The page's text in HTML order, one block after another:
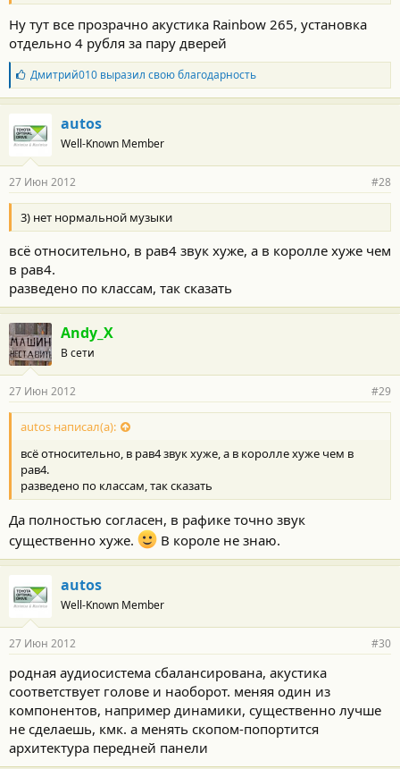
Ну тут все прозрачно акустика Rainbow 265, установка
отдельно 4 рубля за пару дверей
Б
л
а
о
д
а
н
о
с
т
и
:
Дмитрий010выразил свою благодарность
autos
Well-Known Member
27 Июн 2012 #28
3) нет нормальной музыки
всё относительно, в рав4 звук хуже, а в королле хуже чем
в рав4.
разведено по классам, так сказать
Andy_X
В сети
27 Июн 2012 #29
autos написал(а):
всё относительно, в рав4 звук хуже, а в королле хуже чем в
рав4.
разведено по классам, так сказать
Да полностью согласен, в рафике точно звук
существенно хуже.
В короле не знаю.
autos
Well-Known Member
27 Июн 2012 #30
родная аудиосистема сбалансирована, акустика
соответствует голове и наоборот. меняя один из
компонентов, например динамики, существенно лучше
не сделаешь, кмк. а менять скопом-попортится
архитектура передней панели